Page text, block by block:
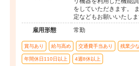
をしていただきます。
定などもお願いいたしま
雇用形態
常勤
賞与あり 給与高め 交通費手当あり 残業少
年間休日110日以上 4週8休以上